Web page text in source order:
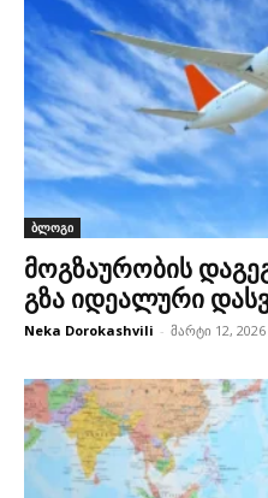
ბლოგი
მოგზაურობის
გზა იდეალური
Neka Dorokashvili - მარტი 12, 2026